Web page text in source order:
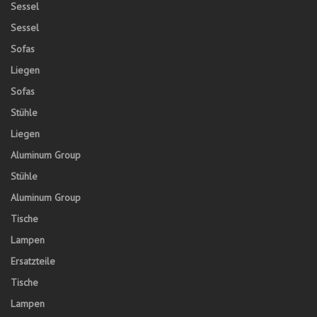
Sessel
Sessel
Sofas
Liegen
Sofas
Stühle
Liegen
Aluminum Group
Stühle
Aluminum Group
Tische
Lampen
Ersatzteile
Tische
Lampen